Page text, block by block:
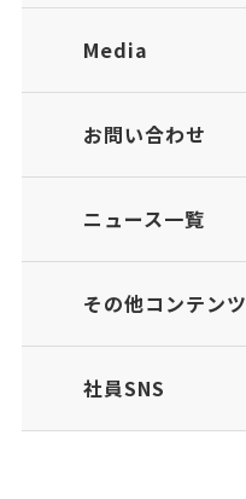
Media
お問い合わせ
ニュース一覧
その他コンテンツ
社員SNS